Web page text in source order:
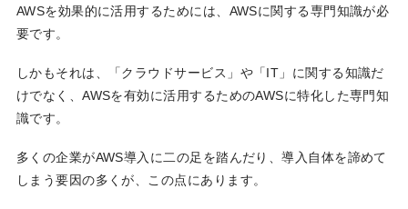
AWSを効果的に活用するためには、AWSに関する専門知識が必
要です。
しかもそれは、「クラウドサービス」や「IT」に関する知識だ
けでなく、AWSを有効に活用するためのAWSに特化した専門知
識です。
多くの企業がAWS導入に二の足を踏んだり、導入自体を諦めて
しまう要因の多くが、この点にあります。